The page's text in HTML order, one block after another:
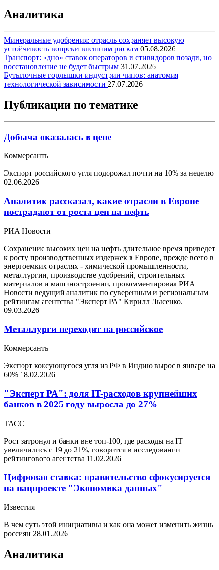
Аналитика
Минеральные удобрения: отрасль сохраняет высокую
устойчивость вопреки внешним рискам 05.08.2026
Транспорт: «дно» ставок операторов и стивидоров позади, но
восстановление не будет быстрым 31.07.2026
Бутылочные горлышки индустрии чипов: анатомия
технологической зависимости 27.07.2026
Публикации по тематике
Добыча оказалась в цене
Коммерсантъ
Экспорт российского угля подорожал почти на 10% за неделю
02.06.2026
Аналитик рассказал, какие отрасли в Европе
пострадают от роста цен на нефть
РИА Новости
Сохранение высоких цен на нефть длительное время приведет
к росту производственных издержек в Европе, прежде всего в
энергоемких отраслях - химической промышленности,
металлургии, производстве удобрений, строительных
материалов и машиностроении, прокомментировал РИА
Новости ведущий аналитик по суверенным и региональным
рейтингам агентства "Эксперт РА" Кирилл Лысенко.
09.03.2026
Металлурги переходят на российское
Коммерсантъ
Экспорт коксующегося угля из РФ в Индию вырос в январе на
60% 18.02.2026
"Эксперт РА": доля IT-расходов крупнейших
банков в 2025 году выросла до 27%
ТАСС
Рост затронул и банки вне топ-100, где расходы на IT
увеличились с 19 до 21%, говорится в исследовании
рейтингового агентства 11.02.2026
Цифровая ставка: правительство сфокусируется
на нацпроекте "Экономика данных"
Известия
В чем суть этой инициативы и как она может изменить жизнь
россиян 28.01.2026
Аналитика